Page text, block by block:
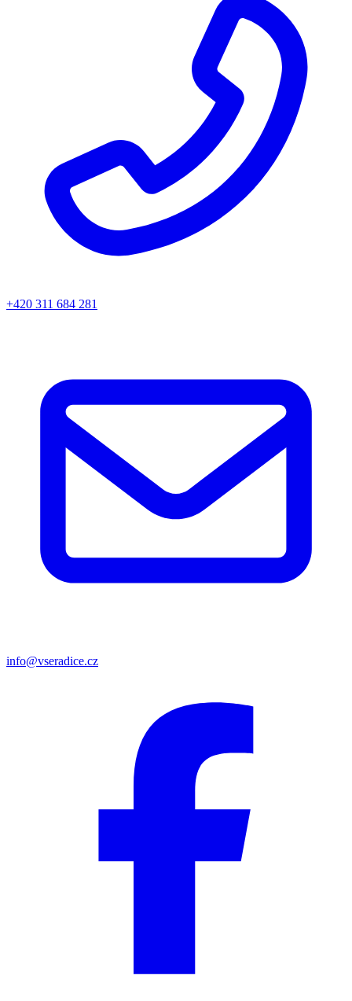
+420 311 684 281
info@vseradice.cz